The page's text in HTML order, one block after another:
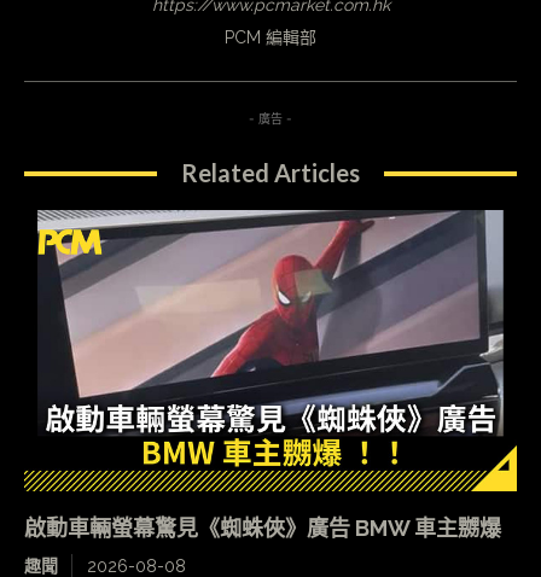
https://www.pcmarket.com.hk
PCM 編輯部
- 廣告 -
Related Articles
啟動車輛螢幕驚見《蜘蛛俠》廣告 BMW 車主嬲爆
趣聞 2026-08-08